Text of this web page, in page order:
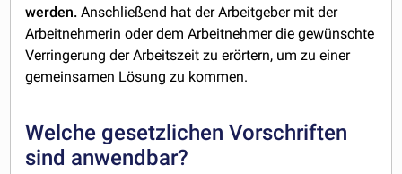
werden.Anschließend hat der Arbeitgeber mit der
Arbeitnehmerin oder dem Arbeitnehmer die gewünschte
Verringerung der Arbeitszeit zu erörtern, um zu einer
gemeinsamen Lösung zu kommen.
Welche gesetzlichen Vorschriften
sind anwendbar?